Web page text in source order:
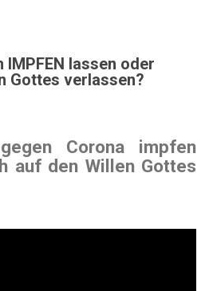
IMPFEN lassen oder
Gottes verlassen?
Corona impfen
auf den Willen Gottes